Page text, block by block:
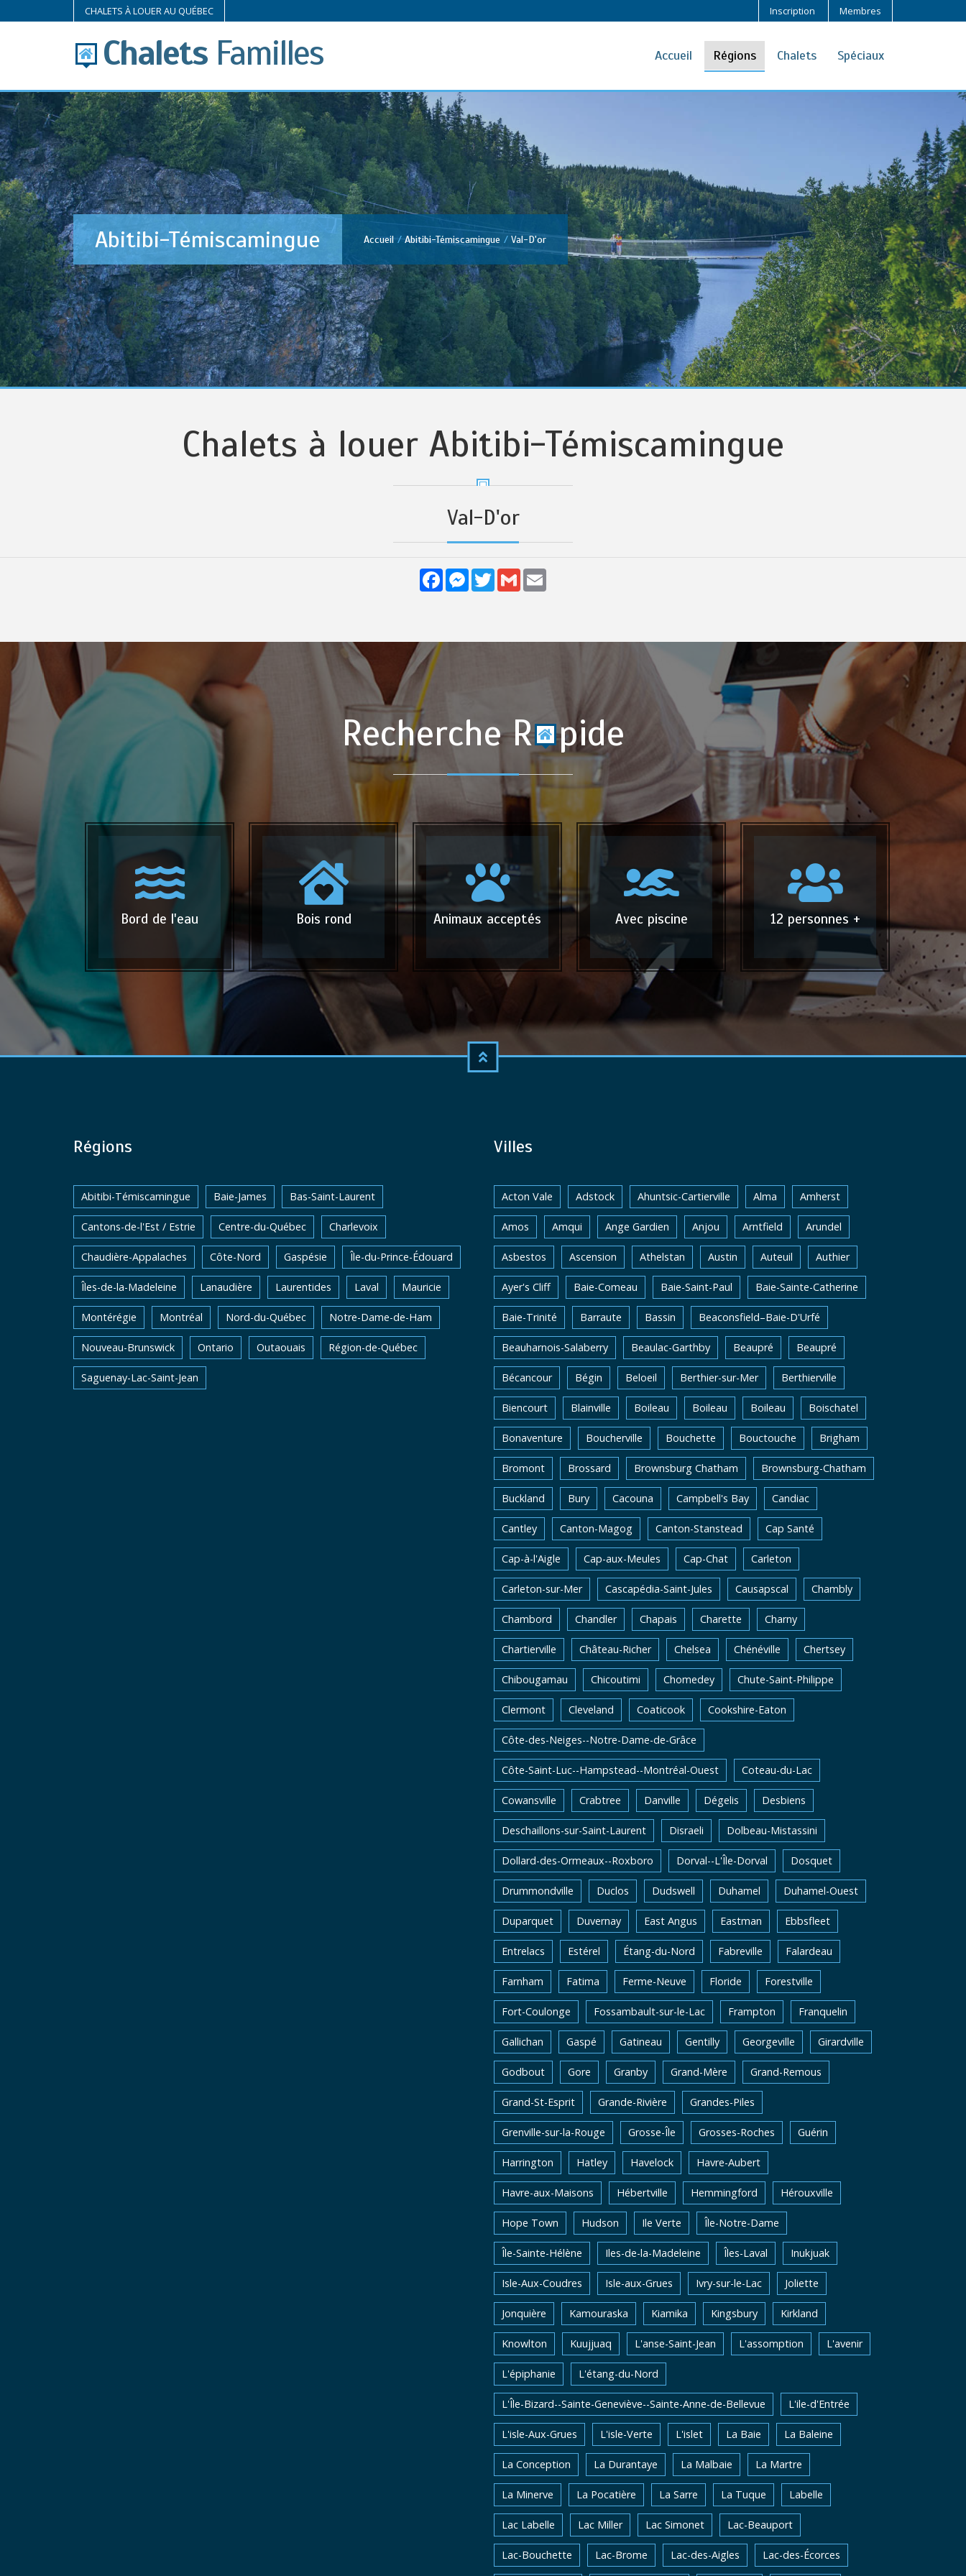
CHALETS À LOUER AU QUÉBEC Inscription Membres
Chalets Familles Accueil Régions Chalets Spéciaux
Abitibi-Témiscamingue Accueil Abitibi-Témiscamingue Val-D'or
Chalets à louer Abitibi-Témiscamingue
Val-D'or
FacebookMessenger
TwitterGmail
Recherche R pide
Bord de l'eau Bois rond Animaux acceptés Avec piscine 12 personnes +
Régions
Abitibi-Témiscamingue Baie-James Bas-Saint-Laurent
Cantons-de-l'Est / Estrie Centre-du-Québec Charlevoix
Chaudière-Appalaches Côte-Nord Gaspésie Île-du-Prince-Édouard
Îles-de-la-Madeleine Lanaudière Laurentides Laval Mauricie
Montérégie Montréal Nord-du-Québec Notre-Dame-de-Ham
Nouveau-Brunswick Ontario Outaouais Région-de-Québec
Saguenay-Lac-Saint-Jean
Villes
Acton Vale Adstock Ahuntsic-Cartierville Alma Amherst
Amos Amqui Ange Gardien Anjou Arntfield Arundel
Asbestos Ascension Athelstan Austin Auteuil Authier
Ayer's Cliff Baie-Comeau Baie-Saint-Paul Baie-Sainte-Catherine
Baie-Trinité Barraute Bassin Beaconsfield–Baie-D'Urfé
Beauharnois-Salaberry Beaulac-Garthby Beaupré Beaupré
Bécancour Bégin Beloeil Berthier-sur-Mer Berthierville
Biencourt Blainville Boileau Boileau Boileau Boischatel
Bonaventure Boucherville Bouchette Bouctouche Brigham
Bromont Brossard Brownsburg Chatham Brownsburg-Chatham
Buckland Bury Cacouna Campbell's Bay Candiac
Cantley Canton-Magog Canton-Stanstead Cap Santé
Cap-à-l'Aigle Cap-aux-Meules Cap-Chat Carleton
Carleton-sur-Mer Cascapédia-Saint-Jules Causapscal Chambly
Chambord Chandler Chapais Charette Charny
Chartierville Château-Richer Chelsea Chénéville Chertsey
Chibougamau Chicoutimi Chomedey Chute-Saint-Philippe
Clermont Cleveland Coaticook Cookshire-Eaton
Côte-des-Neiges--Notre-Dame-de-Grâce
Côte-Saint-Luc--Hampstead--Montréal-Ouest Coteau-du-Lac
Cowansville Crabtree Danville Dégelis Desbiens
Deschaillons-sur-Saint-Laurent Disraeli Dolbeau-Mistassini
Dollard-des-Ormeaux--Roxboro Dorval--L'Île-Dorval Dosquet
Drummondville Duclos Dudswell Duhamel Duhamel-Ouest
Duparquet Duvernay East Angus Eastman Ebbsfleet
Entrelacs Estérel Étang-du-Nord Fabreville Falardeau
Farnham Fatima Ferme-Neuve Floride Forestville
Fort-Coulonge Fossambault-sur-le-Lac Frampton Franquelin
Gallichan Gaspé Gatineau Gentilly Georgeville Girardville
Godbout Gore Granby Grand-Mère Grand-Remous
Grand-St-Esprit Grande-Rivière Grandes-Piles
Grenville-sur-la-Rouge Grosse-Île Grosses-Roches Guérin
Harrington Hatley Havelock Havre-Aubert
Havre-aux-Maisons Hébertville Hemmingford Hérouxville
Hope Town Hudson Ile Verte Île-Notre-Dame
Île-Sainte-Hélène Iles-de-la-Madeleine Îles-Laval Inukjuak
Isle-Aux-Coudres Isle-aux-Grues Ivry-sur-le-Lac Joliette
Jonquière Kamouraska Kiamika Kingsbury Kirkland
Knowlton Kuujjuaq L'anse-Saint-Jean L'assomption L'avenir
L'épiphanie L'étang-du-Nord
L'Île-Bizard--Sainte-Geneviève--Sainte-Anne-de-Bellevue L'ile-d'Entrée
L'isle-Aux-Grues L'isle-Verte L'islet La Baie La Baleine
La Conception La Durantaye La Malbaie La Martre
La Minerve La Pocatière La Sarre La Tuque Labelle
Lac Labelle Lac Miller Lac Simonet Lac-Beauport
Lac-Bouchette Lac-Brome Lac-des-Aigles Lac-des-Écorces